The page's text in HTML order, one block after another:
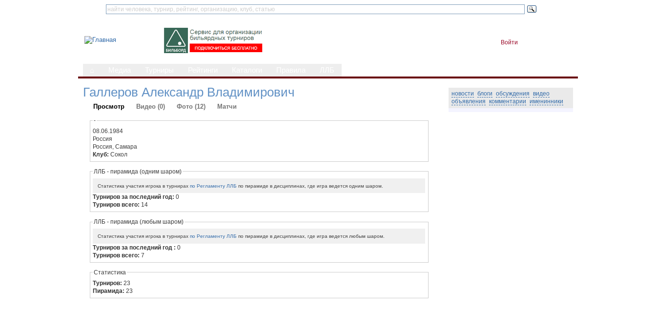
Войти
Галлеров Александр Владимирович
Просмотр Видео (0) Фото (12) Матчи
-
08.06.1984
Россия
Россия, Самара
Клуб:Сокол
ЛЛБ - пирамида (одним шаром)
Статистика участия игрока в турнирахпо Регламенту ЛЛБ по пирамиде в дисциплинах, где игра ведется одним шаром.
Турниров за последний год:0
Турниров всего: 14
ЛЛБ - пирамида (любым шаром)
Статистика участия игрока в турнирахпо Регламенту ЛЛБ по пирамиде в дисциплинах, где игра ведется любым шаром.
Турниров за последний год :0
Турниров всего:7
Статистика
Турниров:23
Пирамида:23
новости блоги обсуждения видео
объявления комментарии именинники